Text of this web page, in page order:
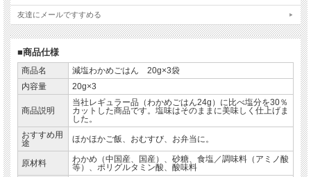
友達にメールですすめる
■商品仕様
商品名
減塩わかめごはん 20g×3袋
内容量
20g×3
商品説明
当社レギュラー品（わかめごはん24g）に比べ塩分を30％
カットした商品です。塩味はそのままに美味しく仕上げま
した。
おすすめ用
途
ほかほかご飯、おむすび、お弁当に。
原材料
わかめ（中国産、国産）、砂糖、食塩／調味料（アミノ酸
等）、ポリグルタミン酸、酸味料